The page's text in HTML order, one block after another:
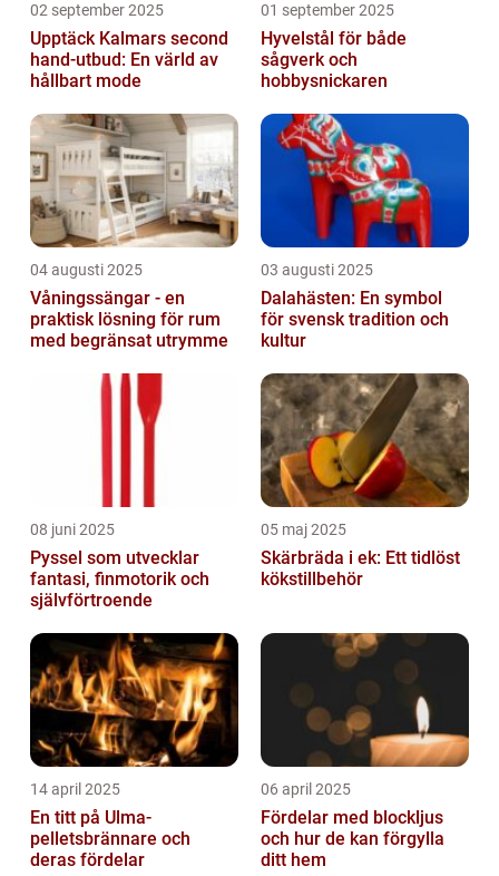
02 september 2025
Upptäck Kalmars second
hand-utbud: En värld av
hållbart mode
01 september 2025
Hyvelstål för både
sågverk och
hobbysnickaren
04 augusti 2025
Våningssängar - en
praktisk lösning för rum
med begränsat utrymme
03 augusti 2025
Dalahästen: En symbol
för svensk tradition och
kultur
08 juni 2025
Pyssel som utvecklar
fantasi, finmotorik och
självförtroende
05 maj 2025
Skärbräda i ek: Ett tidlöst
kökstillbehör
14 april 2025
En titt på Ulma-
pelletsbrännare och
deras fördelar
06 april 2025
Fördelar med blockljus
och hur de kan förgylla
ditt hem